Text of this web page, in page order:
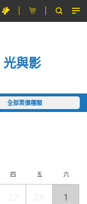
與影
全部票價種類
四 五 六
1